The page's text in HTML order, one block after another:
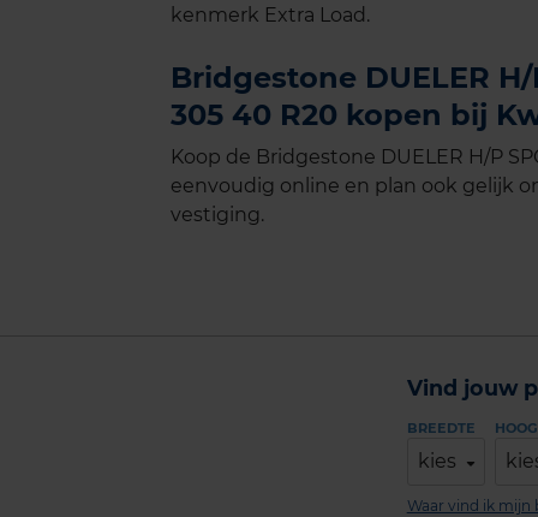
kenmerk Extra Load.
Bridgestone DUELER
305 40 R20 kopen bij
Koop de Bridgestone DUELER H/P
eenvoudig online en plan ook gelijk
vestiging.
Vind jouw
BREEDTE
kies
Waar vind ik mijn